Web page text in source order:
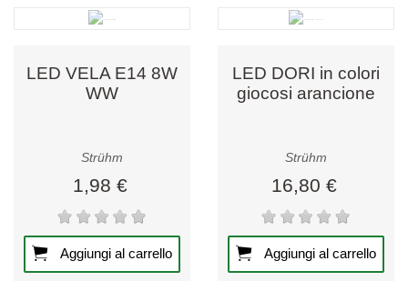
colore rosso. Perfetta per
Trasformate qualsiasi
ambiente con questa...
LED VELA E14 8W
WW
Strühm
1,98 €
Aggiungi al carrello
LED DORI in colori
giocosi arancione
Strühm
16,80 €
Aggiungi al carrello